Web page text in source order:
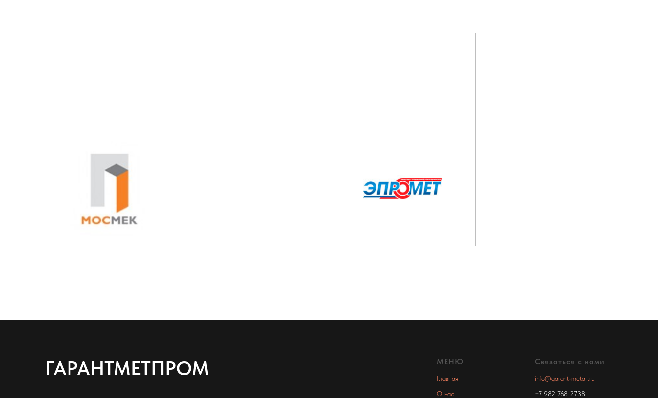
ГАРАНТМЕТПРОМ МЕНЮ
Главная
О нас
Связаться с нами
info@garant-metall.ru
+7 982 768 2738